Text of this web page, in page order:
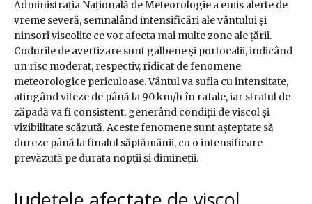
Administrația Națională de Meteorologie a emis alerte de
vreme severă, semnalând intensificări ale vântului și
ninsori viscolite ce vor afecta mai multe zone ale țării.
Codurile de avertizare sunt galbene și portocalii, indicând
un risc moderat, respectiv, ridicat de fenomene
meteorologice periculoase. Vântul va sufla cu intensitate,
atingând viteze de până la 90 km/h în rafale, iar stratul de
zăpadă va fi consistent, generând condiții de viscol și
vizibilitate scăzută. Aceste fenomene sunt așteptate să
dureze până la finalul săptămânii, cu o intensificare
prevăzută pe durata nopții și dimineții.